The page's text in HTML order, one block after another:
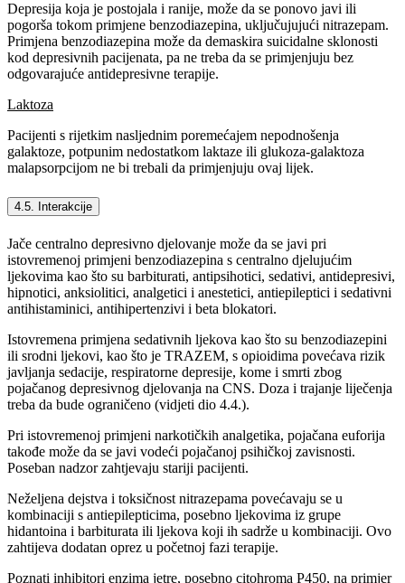
Depresija koja je postojala i ranije, može da se ponovo javi ili
pogorša tokom primjene benzodiazepina, uključujujući nitrazepam.
Primjena benzodiazepina može da demaskira suicidalne sklonosti
kod depresivnih pacijenata, pa ne treba da se primjenjuju bez
odgovarajuće antidepresivne terapije.
Laktoza
Pacijenti s rijetkim nasljednim poremećajem nepodnošenja
galaktoze, potpunim nedostatkom laktaze ili glukoza-galaktoza
malapsorpcijom ne bi trebali da primjenjuju ovaj lijek.
4.5. Interakcije
Jače centralno depresivno djelovanje može da se javi pri
istovremenoj primjeni benzodiazepina s centralno djelujućim
ljekovima kao što su barbiturati, antipsihotici, sedativi, antidepresivi,
hipnotici, anksiolitici, analgetici i anestetici, antiepileptici i sedativni
antihistaminici, antihipertenzivi i beta blokatori.
Istovremena primjena sedativnih ljekova kao što su benzodiazepini
ili srodni ljekovi, kao što je TRAZEM, s opioidima povećava rizik
javljanja sedacije, respiratorne depresije, kome i smrti zbog
pojačanog depresivnog djelovanja na CNS. Doza i trajanje liječenja
treba da bude ograničeno (vidjeti dio 4.4.).
Pri istovremenoj primjeni narkotičkih analgetika, pojačana euforija
takođe može da se javi vodeći pojačanoj psihičkoj zavisnosti.
Poseban nadzor zahtjevaju stariji pacijenti.
Neželjena dejstva i toksičnost nitrazepama povećavaju se u
kombinaciji s antiepilepticima, posebno ljekovima iz grupe
hidantoina i barbiturata ili ljekova koji ih sadrže u kombinaciji. Ovo
zahtijeva dodatan oprez u početnoj fazi terapije.
Poznati inhibitori enzima jetre, posebno citohroma P450, na primjer